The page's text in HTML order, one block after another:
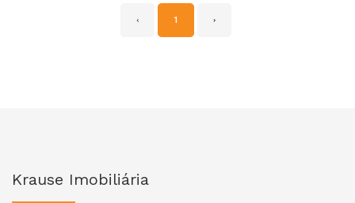
‹ 1 ›
Krause Imobiliária